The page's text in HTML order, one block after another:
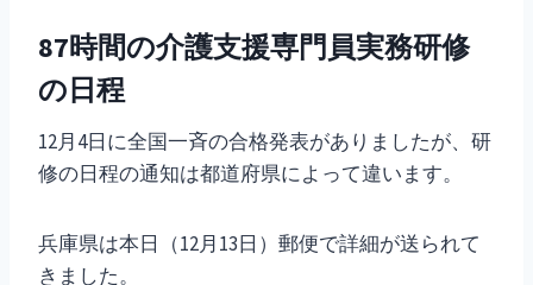
87時間の介護支援専門員実務研修
の日程
12月4日に全国一斉の合格発表がありましたが、研
修の日程の通知は都道府県によって違います。
兵庫県は本日（12月13日）郵便で詳細が送られて
きました。